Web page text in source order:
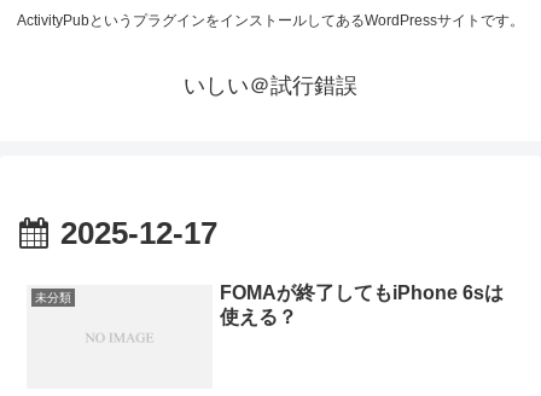
ActivityPubというプラグインをインストールしてあるWordPressサイトです。
いしい＠試行錯誤
2025-12-17
未分類
FOMAが終了してもiPhone 6sは
使える？